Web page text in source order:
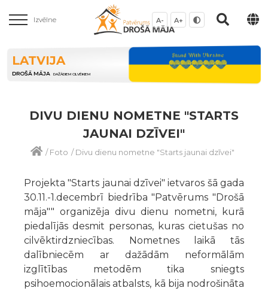
Izvēlne A- A+
LATVIJA
DROŠĀ MĀJA DAŽĀDIEM CILVĒKIEM
DIVU DIENU NOMETNE "STARTS
JAUNAI DZĪVEI"
/Foto /Divu dienu nometne "Starts jaunai dzīvei"
Projekta "Starts jaunai dzīvei" ietvaros šā gada
30.11.-1.decembrī biedrība "Patvērums "Drošā
māja"" organizēja divu dienu nometni, kurā
piedalījās desmit personas, kuras cietušas no
cilvēktirdzniecības. Nometnes laikā tās
dalībniecēm ar dažādām neformālām
izglītības metodēm tika sniegts
psihoemocionālais atbalsts, kā bija nodrošināta